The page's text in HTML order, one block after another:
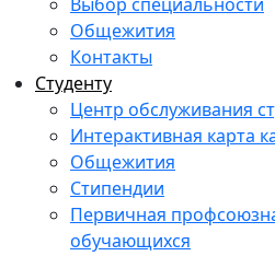
Общежития
Контакты
Студенту
Центр обслуживания
Интерактивная карта
Общежития
Стипендии
Первичная
обучающихся